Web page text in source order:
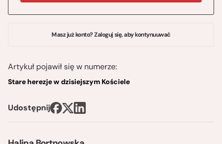
Masz już konto? Zaloguj się, aby kontynuuwać
Artykuł pojawił się w numerze:
Stare herezje w dzisiejszym Kościele
Udostępnij